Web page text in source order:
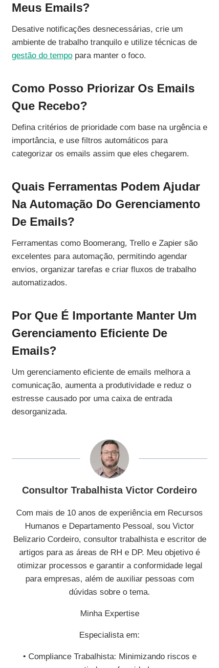
Meus Emails?
Desative notificações desnecessárias, crie um
ambiente de trabalho tranquilo e utilize técnicas de
gestão do tempo para manter o foco.
Como Posso Priorizar Os Emails
Que Recebo?
Defina critérios de prioridade com base na urgência e
importância, e use filtros automáticos para
categorizar os emails assim que eles chegarem.
Quais Ferramentas Podem Ajudar
Na Automação Do Gerenciamento
De Emails?
Ferramentas como Boomerang, Trello e Zapier são
excelentes para automação, permitindo agendar
envios, organizar tarefas e criar fluxos de trabalho
automatizados.
Por Que É Importante Manter Um
Gerenciamento Eficiente De
Emails?
Um gerenciamento eficiente de emails melhora a
comunicação, aumenta a produtividade e reduz o
estresse causado por uma caixa de entrada
desorganizada.
Consultor Trabalhista Victor Cordeiro
Com mais de 10 anos de experiência em Recursos
Humanos e Departamento Pessoal, sou Victor
Belizario Cordeiro, consultor trabalhista e escritor de
artigos para as áreas de RH e DP. Meu objetivo é
otimizar processos e garantir a conformidade legal
para empresas, além de auxiliar pessoas com
dúvidas sobre o tema.
Minha Expertise
Especialista em:
• Compliance Trabalhista: Minimizando riscos e